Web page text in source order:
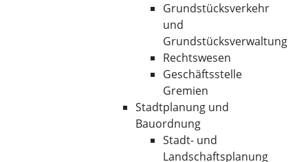
Grundstücksverkehr
und
Grundstücksverwaltung
Rechtswesen
Geschäftsstelle
Gremien
Stadtplanung und
Bauordnung
Stadt- und
Landschaftsplanung